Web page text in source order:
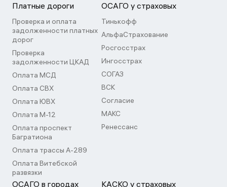
Платные дороги
Проверка и оплата
задолженности платных
дорог
Проверка
задолженности ЦКАД
Оплата МСД
Оплата СВХ
Оплата ЮВХ
Оплата М-12
Оплата проспект
Багратиона
Оплата трассы А-289
Оплата Витебской
развязки
ОСАГО у страховых
Тинькофф
АльфаСтрахование
Росгосстрах
Ингосстрах
СОГАЗ
ВСК
Согласие
МАКС
Ренессанс
ОСАГО в городах КАСКО у страховых